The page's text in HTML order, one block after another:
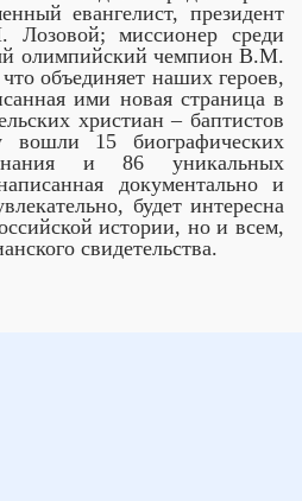
евангелист, президент
Лозовой; миссионер среди
олимпийский чемпион В.М.
объединяет наших героев,
ими новая страница в
христиан – баптистов
15 биографических
и 86 уникальных
документально и
будет интересна
истории, но и всем,
свидетельства.